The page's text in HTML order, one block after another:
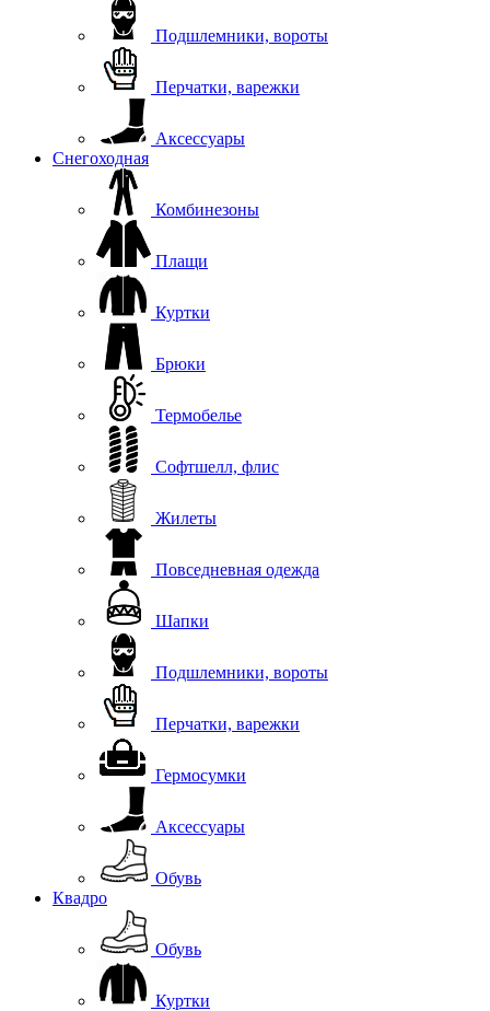
Подшлемники, вороты
Перчатки, варежки
Аксессуары
Снегоходная
Комбинезоны
Плащи
Куртки
Брюки
Термобелье
Софтшелл, флис
Жилеты
Повседневная одежда
Шапки
Подшлемники, вороты
Перчатки, варежки
Гермосумки
Аксессуары
Обувь
Квадро
Обувь
Куртки